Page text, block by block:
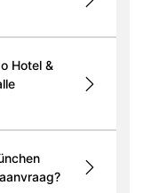
Hotel &